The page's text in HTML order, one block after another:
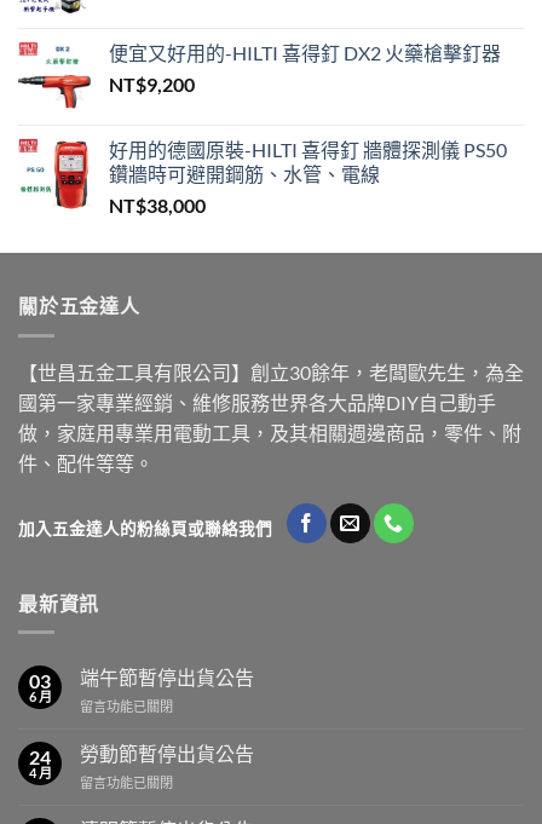
便宜又好用的-HILTI 喜得釘 DX2 火藥槍擊釘器
NT$9,200
好用的德國原裝-HILTI 喜得釘 牆體探測儀 PS50
鑽牆時可避開鋼筋、水管、電線
NT$38,000
關於五金達人
【世昌五金工具有限公司】創立30餘年，老闆歐先生，為全
國第一家專業經銷、維修服務世界各大品牌DIY自己動手
做，家庭用專業用電動工具，及其相關週邊商品，零件、附
件、配件等等。
加入五金達人的粉絲頁或聯絡我們
最新資訊
03
6 月
端午節暫停出貨公告
在
午
節
暫
留言功能已關閉
24
4 月
勞動節暫停出貨公告
在
留言功能已關閉